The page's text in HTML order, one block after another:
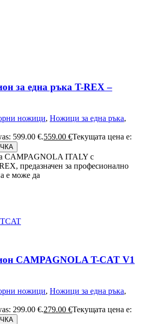
за една ръка T-REX –
ножици, Ножици за една ръка,
599.00 €.559.00 €Текущата цена е:
CAMPAGNOLA ITALY с
предазначен за професионално
е може да
CAMPAGNOLA T-CAT V1
ножици, Ножици за една ръка,
299.00 €.279.00 €Текущата цена е: